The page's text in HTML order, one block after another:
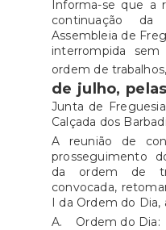
Informa-se que a
continuação da
Assembleia de
interrompida sem
ordem de
de julho,
Junta de
Calçada dos
A reunião de
prosseguimento
da ordem de
convocada,
I da Ordem do Dia,
A. Ordem do Dia: